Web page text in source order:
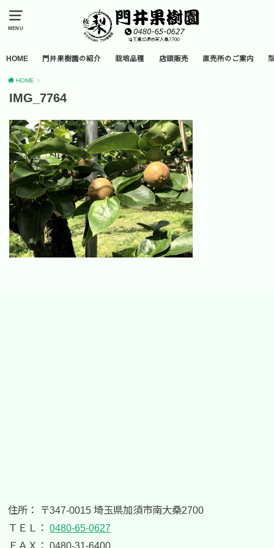
MENU
HOME 門井果樹園の紹介 栽培品種 店頭販売 直売所のご案内
HOME
IMG_7764
住所： 〒347-0015 埼玉県加須市南大桑2700
ＴＥＬ：0480-65-0627
ＦＡＸ： 0480-31-6400